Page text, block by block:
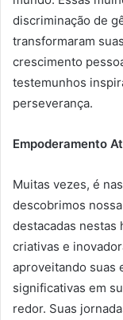
discriminação de
transformaram
crescimento
testemunhos
perseverança.
Empoderamento
Muitas vezes, é
descobrimos
destacadas nestas
criativas e
aproveitando suas
significativas em
redor. Suas